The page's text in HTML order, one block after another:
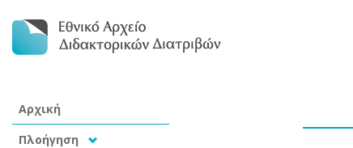
Αρχική
Πλοήγηση